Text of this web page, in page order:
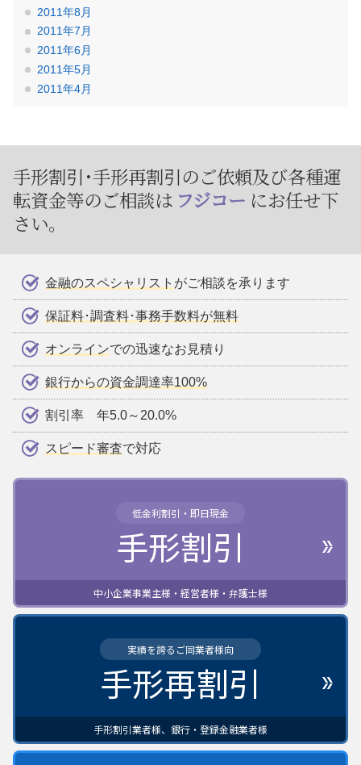
2011年8月
2011年7月
2011年6月
2011年5月
2011年4月
手形割引･手形再割引のご依頼及び各種運
転資金等のご相談は フジコー にお任せ下
さい。
金融のスペシャリスト がご相談を承ります
保証料･調査料･事務手数料が無料
オンラインでの迅速なお見積り
銀行からの資金調達率100%
割引率 年5.0～20.0%
スピード審査で対応
低金利割引・即日現金
手形割引
中小企業事業主様・経営者様・弁護士様
実績を誇るご同業者様向
手形再割引
手形割引業者様、銀行・登録金融業者様